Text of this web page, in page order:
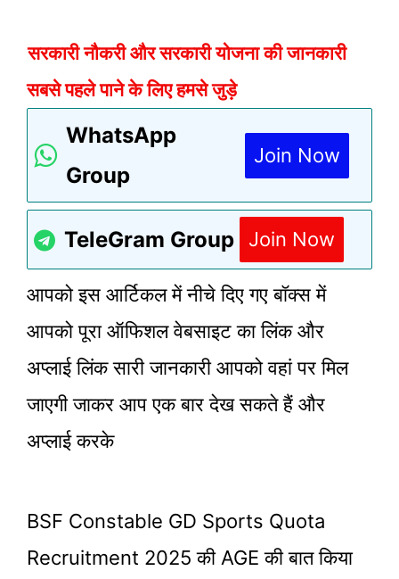
सरकारी नौकरी और सरकारी योजना की जानकारी
सबसे पहले पाने के लिए हमसे जुड़े
WhatsApp
Group
Join Now
TeleGram Group Join Now
आपको इस आर्टिकल में नीचे दिए गए बॉक्स में
आपको पूरा ऑफिशल वेबसाइट का लिंक और
अप्लाई लिंक सारी जानकारी आपको वहां पर मिल
जाएगी जाकर आप एक बार देख सकते हैं और
अप्लाई करके
BSF Constable GD Sports Quota
Recruitment 2025 की AGE की बात किया